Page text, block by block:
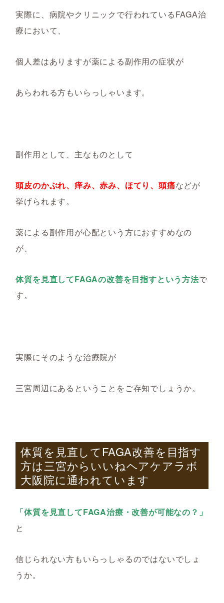
実際に、病院やクリニックで行われているFAGA治
療において、
個人差はありますが薬による副作用の症状が
あらわれる方もいらっしゃいます。
副作用として、主なものとして
頭皮のかぶれ、痒み、赤み、ほてり、頭痛などが
挙げられます。
薬による副作用が心配という方におすすめなの
が、
体質を見直してFAGAの改善を目指すという方法で
す。
実際にそのような治療院が
三宮周辺にあるということをご存知でしょうか。
体質を見直してFAGA改善を目指す
方は三宮からいいねヘアケアラボ
大阪院に通われています
「体質を見直してFAGA治療・改善が可能なの？」
と
信じられない方もいらっしゃるのではないでしょ
うか。